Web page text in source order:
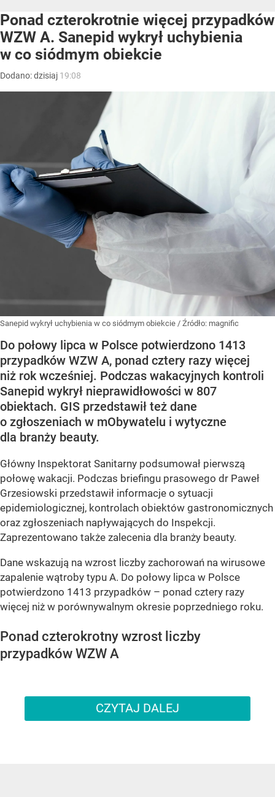
Ponad czterokrotnie więcej przypadków
WZW A. Sanepid wykrył uchybienia
w co siódmym obiekcie
Dodano:dzisiaj 19:08
Sanepid wykrył uchybienia w co siódmym obiekcie / Źródło: magnific
Do połowy lipca w Polsce potwierdzono 1413
przypadków WZW A, ponad cztery razy więcej
niż rok wcześniej. Podczas wakacyjnych kontroli
Sanepid wykrył nieprawidłowości w 807
obiektach. GIS przedstawił też dane
o zgłoszeniach w mObywatelu i wytyczne
dla branży beauty.
Główny Inspektorat Sanitarny podsumował pierwszą
połowę wakacji. Podczas briefingu prasowego dr Paweł
Grzesiowski przedstawił informacje o sytuacji
epidemiologicznej, kontrolach obiektów gastronomicznych
oraz zgłoszeniach napływających do Inspekcji.
Zaprezentowano także zalecenia dla branży beauty.
Dane wskazują na wzrost liczby zachorowań na wirusowe
zapalenie wątroby typu A. Do połowy lipca w Polsce
potwierdzono 1413 przypadków – ponad cztery razy
więcej niż w porównywalnym okresie poprzedniego roku.
Ponad czterokrotny wzrost liczby
przypadków WZW A
CZYTAJ DALEJ